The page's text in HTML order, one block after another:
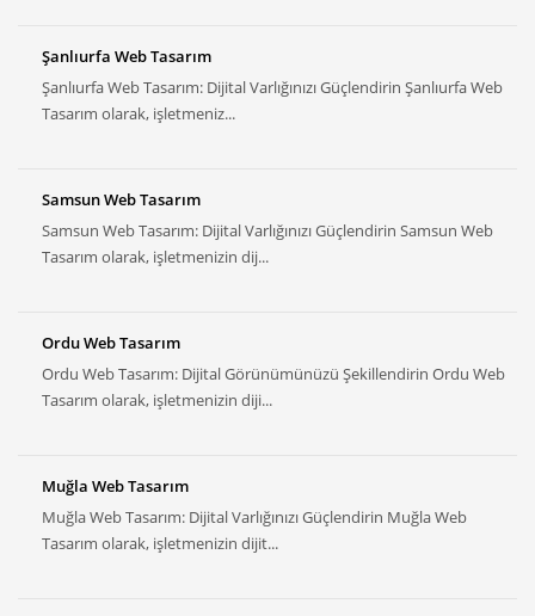
Şanlıurfa Web Tasarım
Şanlıurfa Web Tasarım: Dijital Varlığınızı Güçlendirin Şanlıurfa Web
Tasarım olarak, işletmeniz...
Samsun Web Tasarım
Samsun Web Tasarım: Dijital Varlığınızı Güçlendirin Samsun Web
Tasarım olarak, işletmenizin dij...
Ordu Web Tasarım
Ordu Web Tasarım: Dijital Görünümünüzü Şekillendirin Ordu Web
Tasarım olarak, işletmenizin diji...
Muğla Web Tasarım
Muğla Web Tasarım: Dijital Varlığınızı Güçlendirin Muğla Web
Tasarım olarak, işletmenizin dijit...